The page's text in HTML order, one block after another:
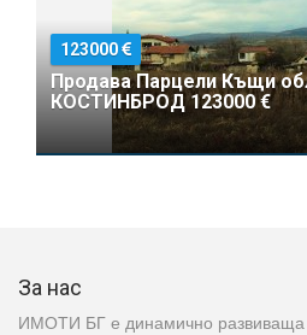
123000
Продава Парцели Къщи
КОСТИНБРОД 123000 €
За нас
ИМОТИ БГ е динамично развиваща